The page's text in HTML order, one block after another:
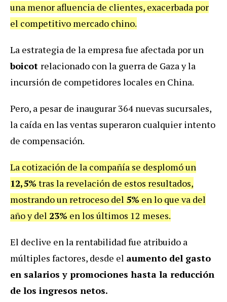
una menor afluencia de clientes, exacerbada por
el competitivo mercado chino.
La estrategia de la empresa fue afectada por un
boicot relacionado con la guerra de Gaza y la
incursión de competidores locales en China.
Pero, a pesar de inaugurar 364 nuevas sucursales,
la caída en las ventas superaron cualquier intento
de compensación.
La cotización de la compañía se desplomó un
12,5% tras la revelación de estos resultados,
mostrando un retroceso del 5% en lo que va del
año y del 23% en los últimos 12 meses.
El declive en la rentabilidad fue atribuido a
múltiples factores, desde el aumento del gasto
en salarios y promociones hasta la reducción
de los ingresos netos.